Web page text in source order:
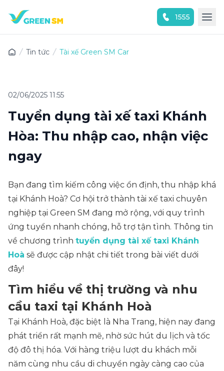
1555
Tin tức Tài xế Green SM Car
02/06/2025 11:55
Tuyển dụng tài xế taxi Khánh
Hòa: Thu nhập cao, nhận việc
ngay
Bạn đang tìm kiếm công việc ổn định, thu nhập khá
tại Khánh Hoà? Cơ hội trở thành tài xế taxi chuyên
nghiệp tại Green SM đang mở rộng, với quy trình
ứng tuyển nhanh chóng, hỗ trợ tận tình. Thông tin
về chương trình tuyển dụng tài xế taxi Khánh
Hoà sẽ được cập nhật chi tiết trong bài viết dưới
đây!
Tìm hiểu về thị trường và nhu
cầu taxi tại Khánh Hoà
Tại Khánh Hoà, đặc biệt là Nha Trang, hiện nay đang
phát triển rất mạnh mẽ, nhờ sức hút du lịch và tốc
độ đô thị hóa. Với hàng triệu lượt du khách mỗi
năm cùng nhu cầu di chuyển ngày càng cao của